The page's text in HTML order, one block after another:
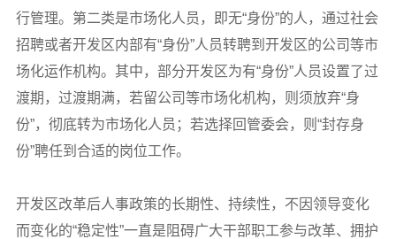
行管理。第二类是市场化人员，即无“身份”的人，通过社会
招聘或者开发区内部有“身份”人员转聘到开发区的公司等市
场化运作机构。其中，部分开发区为有“身份”人员设置了过
渡期，过渡期满，若留公司等市场化机构，则须放弃“身
份”，彻底转为市场化人员；若选择回管委会，则“封存身
份”聘任到合适的岗位工作。
开发区改革后人事政策的长期性、持续性，不因领导变化
而变化的“稳定性”一直是阻碍广大干部职工参与改革、拥护